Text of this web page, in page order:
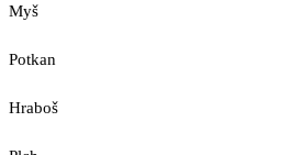
Myš
Potkan
Hraboš